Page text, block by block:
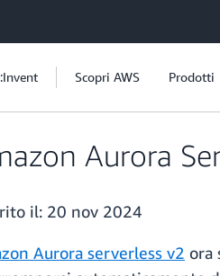
Scopri AWS Prodotti
Aurora
il: 20 nov 2024
Aurora serverless v2 ora